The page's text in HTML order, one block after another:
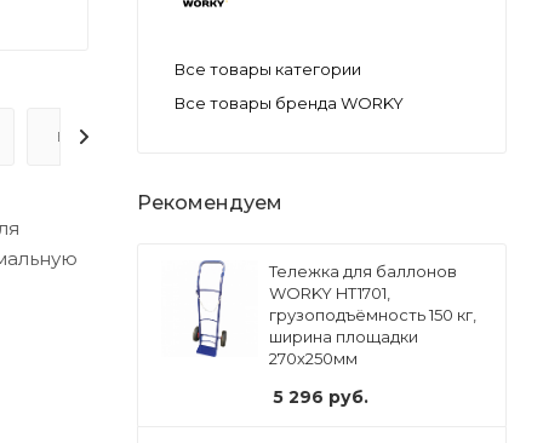
ВОПРОС-ОТВЕТ
Все товары категории
Все товары бренда WORKY
Рекомендуем
Тележка для баллонов
WORKY HT1701,
грузоподъёмность 150 кг,
ширина площадки
270х250мм
5 296 руб.